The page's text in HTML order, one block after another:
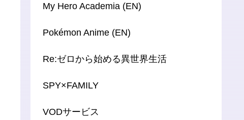
My Hero Academia (EN)
Pokémon Anime (EN)
Re:ゼロから始める異世界生活
SPY×FAMILY
VODサービス